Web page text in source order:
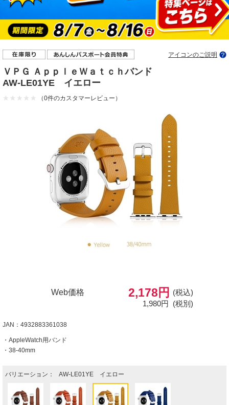
アイコンのご説明
ＶＰＧ ＡｐｐｌｅＷａｔｃｈバンド
AW-LE01YE イエロー
（0件のカスタマーレビュー）
Web価格 2,178円
(税込)
1,980円 (税別)
JAN：4932883361038
・AppleWatch用バンド
・38-40mm
バリエーション： AW-LE01YE イエロー